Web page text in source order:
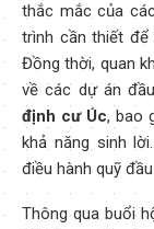
thắc mắc của
trình cần thiết để
Đồng thời, quan
về các dự án
định cư Úc, bao
khả năng sinh
điều hành quỹ
Thông qua buổi